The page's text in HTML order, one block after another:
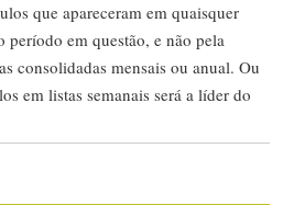
que apareceram em quaisquer
período em questão, e não pela
consolidadas mensais ou anual. Ou
em listas semanais será a líder do